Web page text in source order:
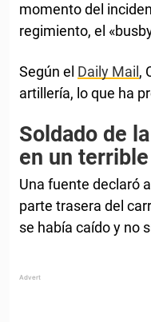
momento del
regimiento, el
Según el Daily Mail ,
artillería, lo que ha
Soldado de
en un
Una fuente declaró
parte trasera del
se había caído y no